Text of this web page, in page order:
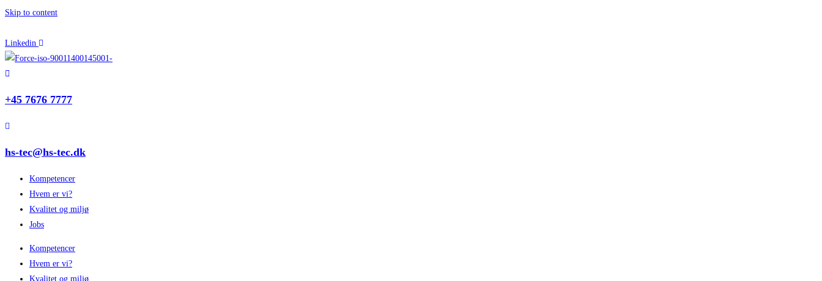
Skip to content
Linkedin
+45 7676 7777
hs-tec@hs-tec.dk
Kompetencer
Hvem er vi?
Kvalitet og miljø
Jobs
Kompetencer
Hvem er vi?
Kvalitet og miljø